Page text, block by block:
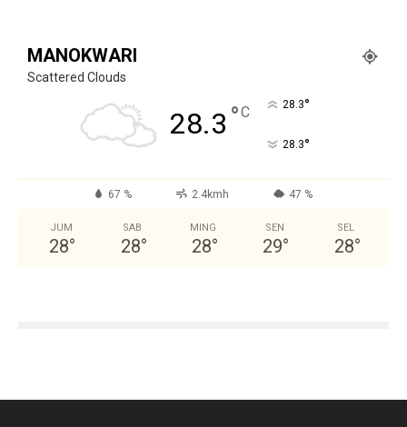
MANOKWARI
Scattered Clouds
28.3 °C 28.3°
28.3°
67 % 2.4kmh 47 %
JUM
28°
SAB
28°
MING
28°
SEN
29°
SEL
28°